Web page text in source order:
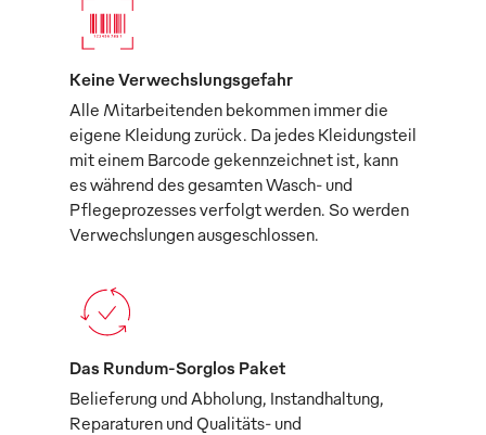
Keine Verwechslungsgefahr
Alle Mitarbeitenden bekommen immer die
eigene Kleidung zurück. Da jedes Kleidungsteil
mit einem Barcode gekennzeichnet ist, kann
es während des gesamten Wasch- und
Pflegeprozesses verfolgt werden. So werden
Verwechslungen ausgeschlossen.
Das Rundum-Sorglos Paket
Belieferung und Abholung, Instandhaltung,
Reparaturen und Qualitäts- und